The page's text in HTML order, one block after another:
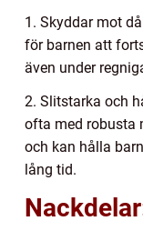
1. Skyddar mot
för barnen att
även under
2. Slitstarka och
ofta med robusta
och kan hålla
lång tid.